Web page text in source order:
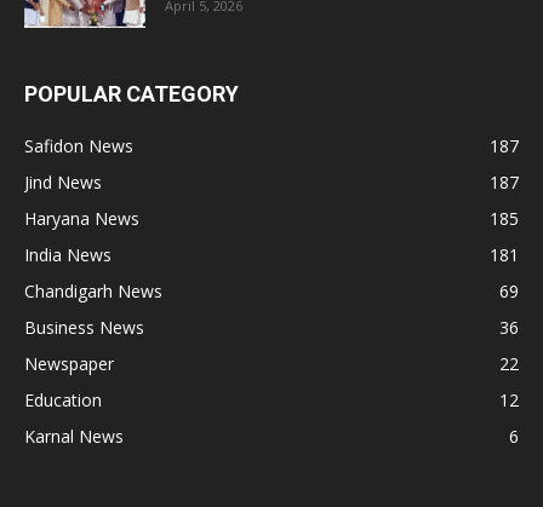
April 5, 2026
POPULAR CATEGORY
Safidon News
187
Jind News
187
Haryana News
185
India News
181
Chandigarh News
69
Business News
36
Newspaper
22
Education
12
Karnal News
6